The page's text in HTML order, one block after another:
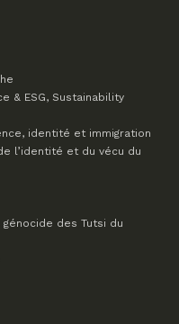
& ESG, Sustainability
identité et immigration
l’identité et du vécu du
des Tutsi du